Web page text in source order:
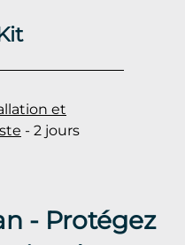
et
- 2 jours
- Protégez